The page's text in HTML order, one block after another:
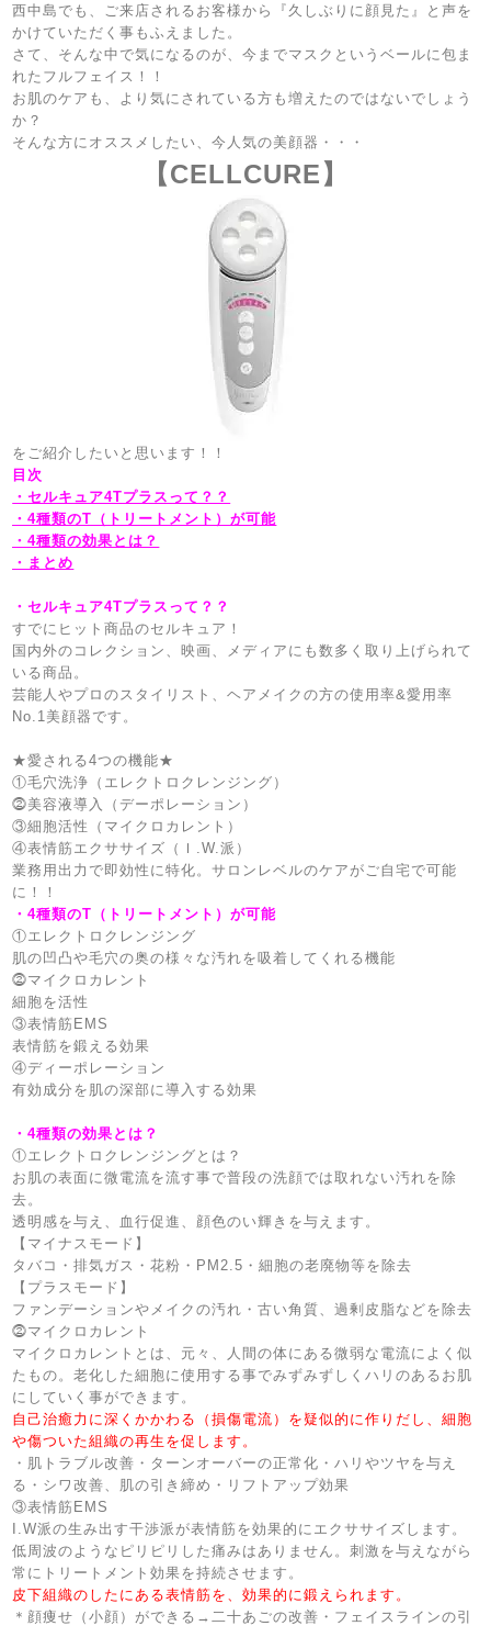
西中島でも、ご来店されるお客様から『久しぶりに顔見た』と声を
かけていただく事もふえました。
さて、そんな中で気になるのが、今までマスクというベールに包ま
れたフルフェイス！！
お肌のケアも、より気にされている方も増えたのではないでしょう
か？
そんな方にオススメしたい、今人気の美顔器・・・
【CELLCURE】
をご紹介したいと思います！！
目次
・セルキュア4Tプラスって？？
・4種類のT（トリートメント）が可能
・4種類の効果とは？
・まとめ
・セルキュア4Tプラスって？？
すでにヒット商品のセルキュア！
国内外のコレクション、映画、メディアにも数多く取り上げられて
いる商品。
芸能人やプロのスタイリスト、ヘアメイクの方の使用率&愛用率
No.1美顔器です。
★愛される4つの機能★
①毛穴洗浄（エレクトロクレンジング）
⓶美容液導入（デーポレーション）
③細胞活性（マイクロカレント）
④表情筋エクササイズ（Ｉ.W.派）
業務用出力で即効性に特化。サロンレベルのケアがご自宅で可能
に！！
・4種類のT（トリートメント）が可能
①エレクトロクレンジング
肌の凹凸や毛穴の奥の様々な汚れを吸着してくれる機能
⓶マイクロカレント
細胞を活性
③表情筋EMS
表情筋を鍛える効果
④ディーポレーション
有効成分を肌の深部に導入する効果
・4種類の効果とは？
①エレクトロクレンジングとは？
お肌の表面に微電流を流す事で普段の洗顔では取れない汚れを除
去。
透明感を与え、血行促進、顔色のい輝きを与えます。
【マイナスモード】
タバコ・排気ガス・花粉・PM2.5・細胞の老廃物等を除去
【プラスモード】
ファンデーションやメイクの汚れ・古い角質、過剰皮脂などを除去
⓶マイクロカレント
マイクロカレントとは、元々、人間の体にある微弱な電流によく似
たもの。老化した細胞に使用する事でみずみずしくハリのあるお肌
にしていく事ができます。
自己治癒力に深くかかわる（損傷電流）を疑似的に作りだし、細胞
や傷ついた組織の再生を促します。
・肌トラブル改善・ターンオーバーの正常化・ハリやツヤを与え
る・シワ改善、肌の引き締め・リフトアップ効果
③表情筋EMS
I.W派の生み出す干渉派が表情筋を効果的にエクササイズします。
低周波のようなピリピリした痛みはありません。刺激を与えながら
常にトリートメント効果を持続させます。
皮下組織のしたにある表情筋を、効果的に鍛えられます。
＊顔痩せ（小顔）ができる→二十あごの改善・フェイスラインの引